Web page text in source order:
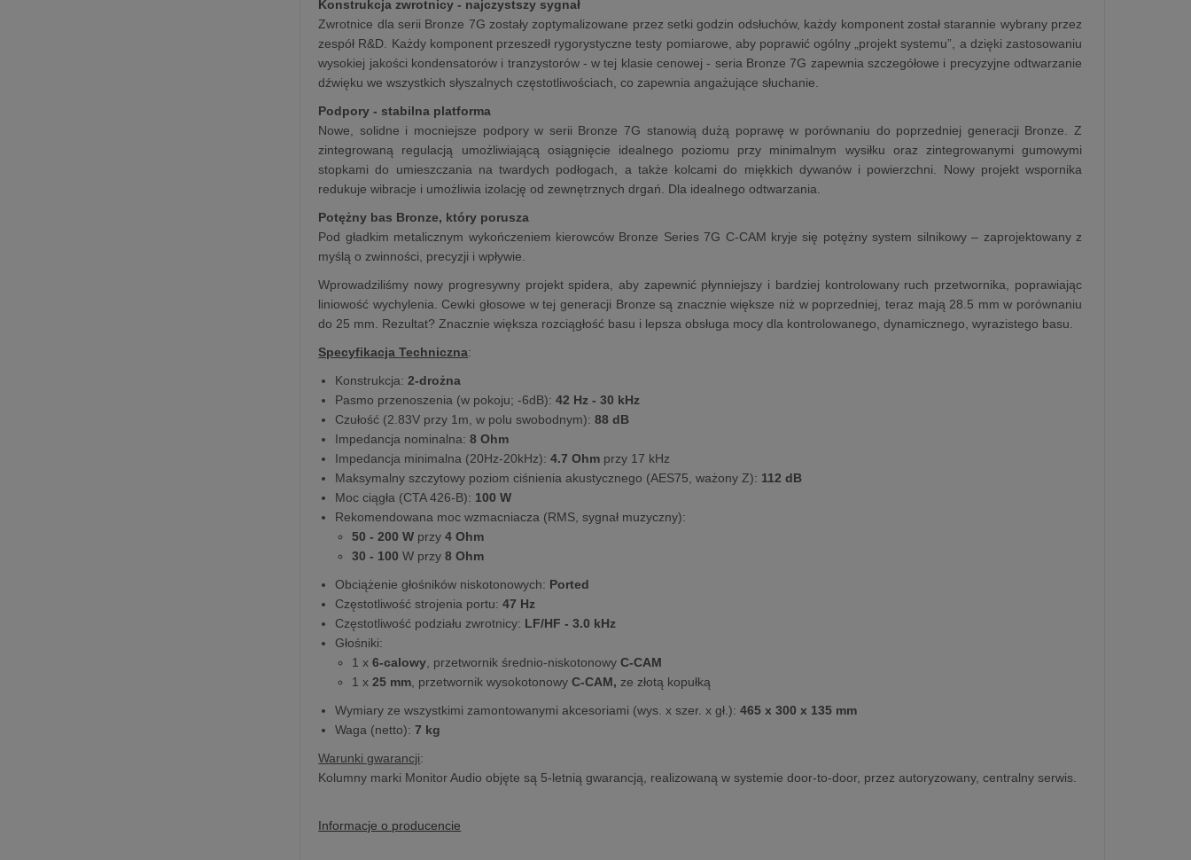
Konstrukcja zwrotnicy - najczystszy sygnał
Zwrotnice dla serii Bronze 7G zostały zoptymalizowane przez setki godzin odsłuchów, każdy komponent został starannie wybrany przez
zespół R&D. Każdy komponent przeszedł rygorystyczne testy pomiarowe, aby poprawić ogólny „projekt systemu”, a dzięki zastosowaniu
wysokiej jakości kondensatorów i tranzystorów - w tej klasie cenowej - seria Bronze 7G zapewnia szczegółowe i precyzyjne odtwarzanie
dźwięku we wszystkich słyszalnych częstotliwościach, co zapewnia angażujące słuchanie.
Podpory - stabilna platforma
Nowe, solidne i mocniejsze podpory w serii Bronze 7G stanowią dużą poprawę w porównaniu do poprzedniej generacji Bronze. Z
zintegrowaną regulacją umożliwiającą osiągnięcie idealnego poziomu przy minimalnym wysiłku oraz zintegrowanymi gumowymi
stopkami do umieszczania na twardych podłogach, a także kolcami do miękkich dywanów i powierzchni. Nowy projekt wspornika
redukuje wibracje i umożliwia izolację od zewnętrznych drgań. Dla idealnego odtwarzania.
Potężny bas Bronze, który porusza
Pod gładkim metalicznym wykończeniem kierowców Bronze Series 7G C-CAM kryje się potężny system silnikowy – zaprojektowany z
myślą o zwinności, precyzji i wpływie.
Wprowadziliśmy nowy progresywny projekt spidera, aby zapewnić płynniejszy i bardziej kontrolowany ruch przetwornika, poprawiając
liniowość wychylenia. Cewki głosowe w tej generacji Bronze są znacznie większe niż w poprzedniej, teraz mają 28.5 mm w porównaniu
do 25 mm. Rezultat? Znacznie większa rozciągłość basu i lepsza obsługa mocy dla kontrolowanego, dynamicznego, wyrazistego basu.
Specyfikacja Techniczna:
Konstrukcja:2-drożna
Pasmo przenoszenia (w pokoju; -6dB):42 Hz - 30 kHz
Czułość (2.83V przy 1m, w polu swobodnym): 88 dB
Impedancja nominalna: 8 Ohm
Impedancja minimalna (20Hz-20kHz): 4.7 Ohm przy 17 kHz
Maksymalny szczytowy poziom ciśnienia akustycznego (AES75, ważony Z): 112 dB
Moc ciągła (CTA 426-B): 100 W​
Rekomendowana moc wzmacniacza (RMS, sygnał muzyczny):
50 - 200 W przy4 Ohm
30 - 100 W przy8 Ohm
Obciążenie głośników niskotonowych: Ported
Częstotliwość strojenia portu: 47 Hz
Częstotliwość podziału zwrotnicy: LF/HF - 3.0 kHz
Głośniki:
1 x 6-calowy , przetwornik średnio-niskotonowy C-CAM
1 x25 mm , przetwornik wysokotonowy C-CAM, ze złotą kopułką
Wymiary ze wszystkimi zamontowanymi akcesoriami (wys. x szer. x gł.): 465 x 300 x 135 mm
Waga (netto): 7 kg
Warunki gwarancji:
Kolumny marki Monitor Audio objęte są 5-letnią gwarancją, realizowaną w systemie door-to-door, przez autoryzowany, centralny serwis.
Informacje o producencie